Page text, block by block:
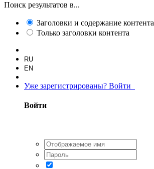
Поиск результатов в...
Заголовки и содержание контента
Только заголовки контента
RU
EN
Уже зарегистрированы? Войти
Войти